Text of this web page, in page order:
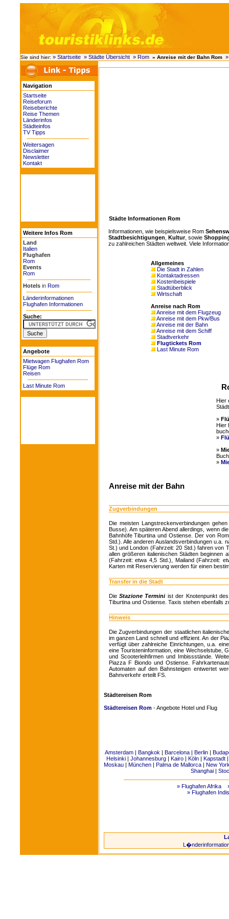
Sie sind hier: » Startseite » Städte Übersicht » Rom » Anreise mit der Bahn Rom
Navigation
Startseite
Reiseforum
Reiseberichte
Reise Themen
Länderinfos
Städteinfos
TV Tipps
Weitersagen
Disclaimer
Newsletter
Kontakt
Weitere Infos Rom
Land
Italien
Flughafen
Rom
Events
Rom
Hotels in Rom
Länderinformationen
Flughafen Informationen
Suche:
Angebote
Mietwagen Flughafen Rom
Flüge Rom
Reisen
Last Minute Rom
Städte Informationen Rom
Informationen, wie beispielsweise Rom
Stadtbesichtigungen
Kultur, sowie
zu zahlreichen Städten weltweit. Viele
Allgemeines
Die Stadt in Zahlen
Kontaktadressen
Kostenbeispiele
Stadtüberblick
Wirtschaft
Anreise nach Rom
Anreise mit dem Flugzeug
Anreise mit dem Pkw/Bus
Anreise mit der Bahn
Anreise mit dem Schiff
Stadtverkehr
Flugtickets Rom
Last Minute Rom
Hier
»
Hier
»
»
»
Anreise mit der Bahn
Zugverbindungen
Die meisten Langstreckenverbindungen
Busse). Am späteren Abend allerdings, wenn
Bahnhöfe Tiburtina und Ostiense. Der von
Std.). Alle anderen Auslandsverbindungen u.a.
St.) und London (Fahrzeit: 20 Std.) fahren von
allen größeren italienischen Städten beginnen
(Fahrzeit: etwa 4,5 Std.), Mailand (Fahrzeit:
Karten mit Reservierung werden für einen
Transfer in die Stadt
Die Stazione Termini ist der Knotenpunkt
Tiburtina und Ostiense. Taxis stehen ebenfalls
Hinweis
Die Zugverbindungen der staatlichen
im ganzen Land schnell und effizient. An der
verfügt über zahlreiche Einrichtungen, u.a.
eine Touristeninformation, eine Wechselstube,
und Scooterleihfirmen und Imbissstände.
Piazza F Biondo und Ostiense.
Automaten auf den Bahnsteigen entwertet
Bahnverkehr erteilt FS.
Städtereisen Rom
Städtereisen Rom- Angebote Hotel und Flug
Amsterdam| Bangkok| Barcelona| Berlin|
Helsinki
Johannesburg Kairo Köln Kapstadt
Moskau| München| Palma de Mallorca|
New
Shanghai|
» Flughafen Afrika
» Flughafen